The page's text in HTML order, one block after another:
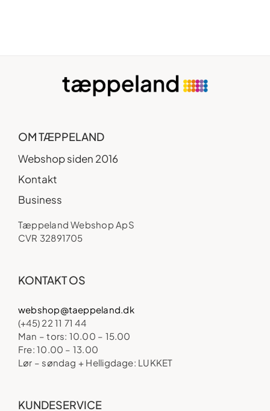
OM TÆPPELAND
Webshop siden 2016
Kontakt
Business
Tæppeland Webshop ApS
CVR 32891705
KONTAKT OS
webshop@taeppeland.dk
(+45) 22 11 71 44
Man – tors: 10.00 – 15.00
Fre: 10.00 – 13.00
Lør – søndag + Helligdage: LUKKET
KUNDESERVICE